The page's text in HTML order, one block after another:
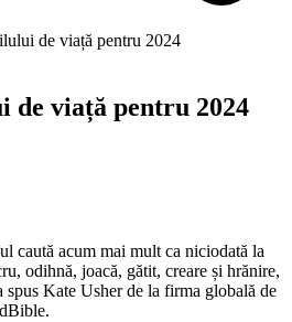
de viață pentru 2024
de viață pentru 2024
caută acum mai mult ca niciodată la
odihnă, joacă, gătit, creare și hrănire,
spus Kate Usher de la firma globală de